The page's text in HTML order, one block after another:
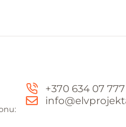
+370 634 07 777